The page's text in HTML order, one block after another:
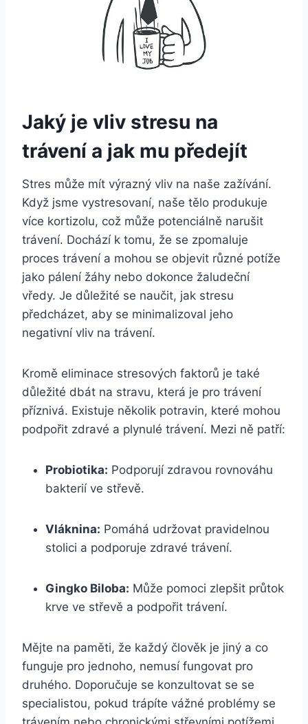
Jaký je vliv stresu na
trávení a ​jak mu předejít
Stres může mít výrazný vliv na naše zažívání.
Když jsme vystresovaní, naše tělo produkuje
více kortizolu, což může potenciálně narušit⁤
trávení. Dochází​ k tomu,⁢ že se⁣ zpomaluje
‍proces trávení a mohou se objevit různé potíže‌
jako pálení⁣ žáhy ⁣nebo dokonce žaludeční
vředy. ‌Je⁣ důležité se naučit, ‌jak ‍stresu
předcházet, aby se ⁢minimalizoval jeho
negativní vliv‍ na ​trávení.
Kromě eliminace⁤ stresových faktorů je také⁣
důležité dbát na stravu, která je pro⁤ trávení
příznivá. Existuje několik ⁤potravin, ‍které mohou
podpořit zdravé a plynulé trávení. Mezi ně patří:
Probiotika: Podporují ⁣zdravou rovnováhu
bakterií ve střevě.
Vláknina: Pomáhá udržovat pravidelnou⁢
stolici a podporuje‌ zdravé ‍trávení.
Gingko Biloba: Může pomoci zlepšit průtok
krve ve střevě​ a podpořit trávení.
Mějte na paměti, že každý člověk je jiný a co
funguje pro jednoho, ​nemusí fungovat pro
druhého. Doporučuje se konzultovat se se
specialistou, ⁤pokud trápíte vážné problémy ⁢se